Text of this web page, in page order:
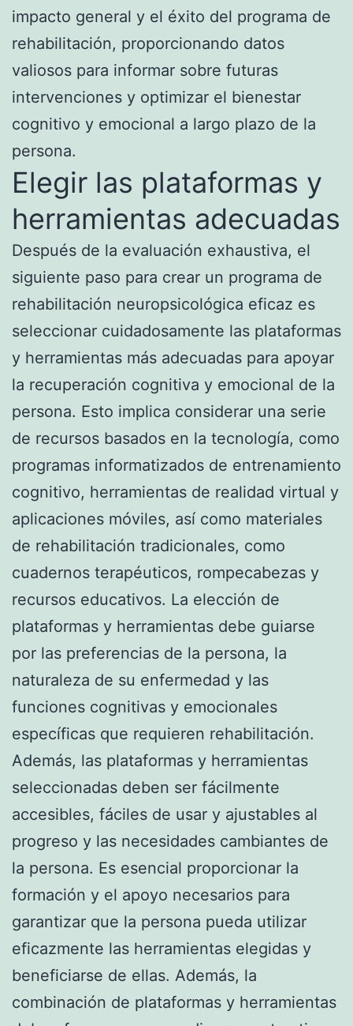
impacto general y el éxito del programa de
rehabilitación, proporcionando datos
valiosos para informar sobre futuras
intervenciones y optimizar el bienestar
cognitivo y emocional a largo plazo de la
persona.
Elegir las plataformas y
herramientas adecuadas
Después de la evaluación exhaustiva, el
siguiente paso para crear un programa de
rehabilitación neuropsicológica eficaz es
seleccionar cuidadosamente las plataformas
y herramientas más adecuadas para apoyar
la recuperación cognitiva y emocional de la
persona. Esto implica considerar una serie
de recursos basados en la tecnología, como
programas informatizados de entrenamiento
cognitivo, herramientas de realidad virtual y
aplicaciones móviles, así como materiales
de rehabilitación tradicionales, como
cuadernos terapéuticos, rompecabezas y
recursos educativos. La elección de
plataformas y herramientas debe guiarse
por las preferencias de la persona, la
naturaleza de su enfermedad y las
funciones cognitivas y emocionales
específicas que requieren rehabilitación.
Además, las plataformas y herramientas
seleccionadas deben ser fácilmente
accesibles, fáciles de usar y ajustables al
progreso y las necesidades cambiantes de
la persona. Es esencial proporcionar la
formación y el apoyo necesarios para
garantizar que la persona pueda utilizar
eficazmente las herramientas elegidas y
beneficiarse de ellas. Además, la
combinación de plataformas y herramientas